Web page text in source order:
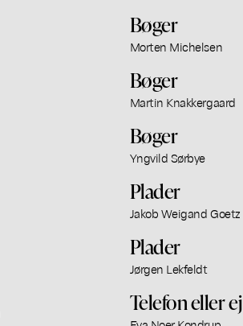
Bøger
Morten Michelsen
Bøger
Martin Knakkergaard
Bøger
Yngvild Sørbye
Plader
Jakob Weigand Goetz
Plader
Jørgen Lekfeldt
Telefon eller ej